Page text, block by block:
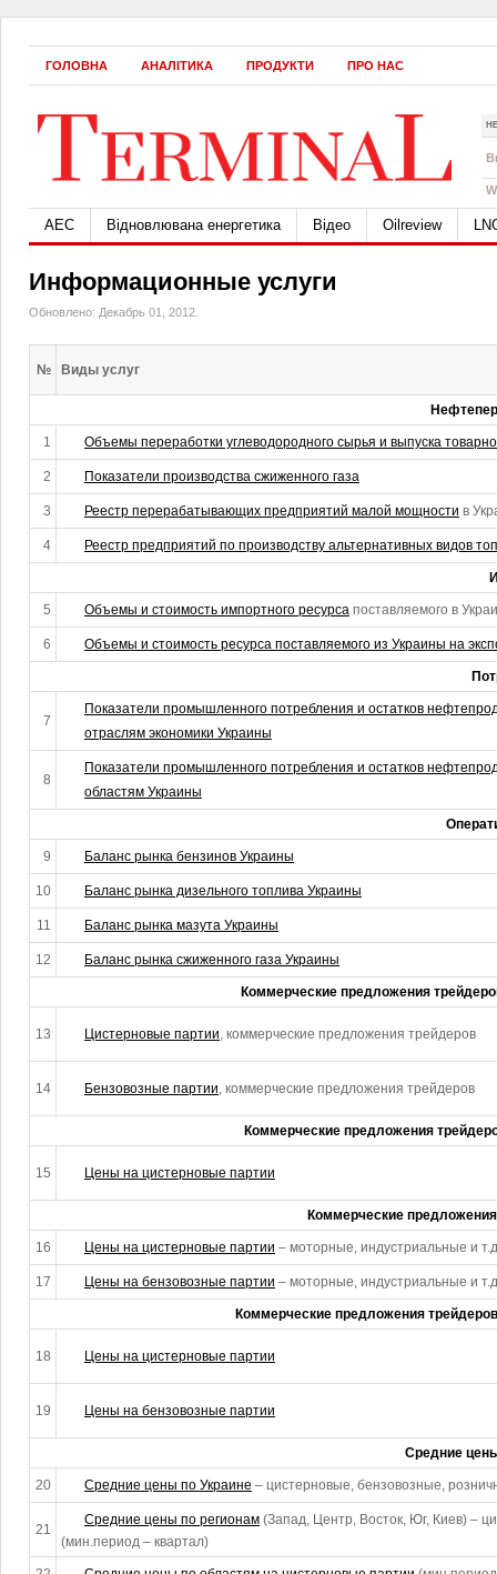
ГОЛОВНА АНАЛІТИКА ПРОДУКТИ ПРО НАС
АЕС Відновлювана енергетика Відео Oilreview
Информационные услуги
Обновлено: Декабрь 01, 2012.
№ Виды услуг
1 Объемы переработки углеводородного сырья и выпуска
2 Показатели производства сжиженного газа
3 Реестр перерабатывающих предприятий малой мощности в
4 Реестр предприятий по производству альтернативных видов
5 Объемы и стоимость импортного ресурса поставляемого в
6 Объемы и стоимость ресурса поставляемого из Украины на
7
Показатели промышленного потребления и остатков
отраслям экономики Украины
8
Показатели промышленного потребления и остатков
областям Украины
9 Баланс рынка бензинов Украины
10 Баланс рынка дизельного топлива Украины
11 Баланс рынка мазута Украины
12 Баланс рынка сжиженного газа Украины
Коммерческие предложения
13 Цистерновые партии, коммерческие предложения трейдеров
14 Бензовозные партии, коммерческие предложения трейдеров
Коммерческие предложения
15 Цены на цистерновые партии
Коммерческие
16 Цены на цистерновые партии – моторные, индустриальные и
17 Цены на бензовозные партии – моторные, индустриальные и
Коммерческие предложения
18 Цены на цистерновые партии
19 Цены на бензовозные партии
Средние
20 Средние цены по Украине – цистерновые, бензовозные,
21
Средние цены по регионам (Запад, Центр, Восток, Юг, Киев) –
(мин.период – квартал)